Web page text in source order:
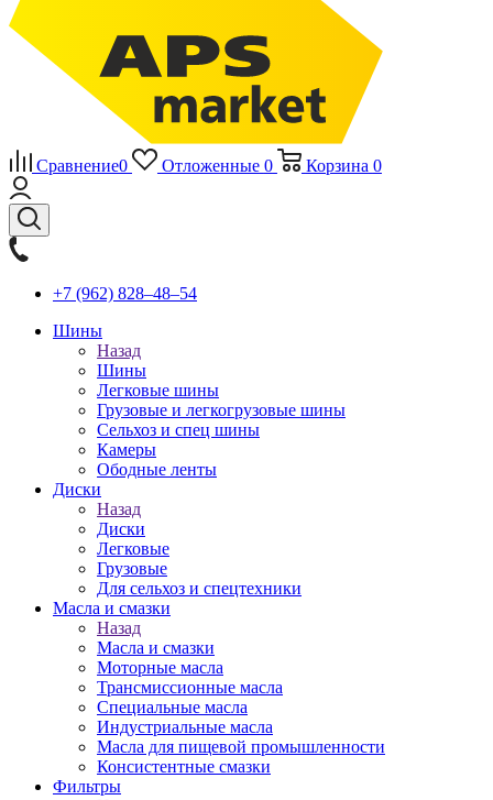
Сравнение0 Отложенные 0 Корзина 0
+7 (962) 828‒48‒54
Шины
Назад
Шины
Легковые шины
Грузовые и легкогрузовые шины
Сельхоз и спец шины
Камеры
Ободные ленты
Диски
Назад
Диски
Легковые
Грузовые
Для сельхоз и спецтехники
Масла и смазки
Назад
Масла и смазки
Моторные масла
Трансмиссионные масла
Специальные масла
Индустриальные масла
Масла для пищевой промышленности
Консистентные смазки
Фильтры